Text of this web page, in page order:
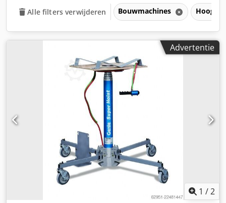
Alle filters verwijderen Bouwmachines
Advertentie
1 /2